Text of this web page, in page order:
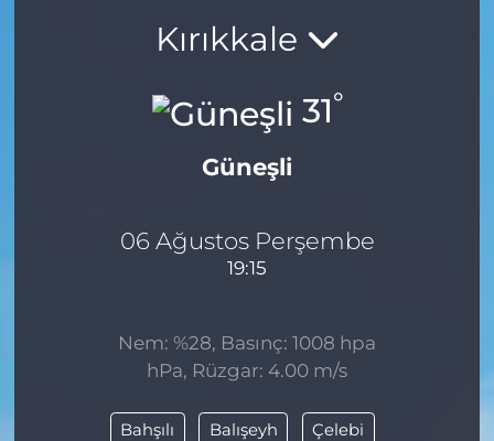
Kırıkkale
31°
Güneşli
06 Ağustos Perşembe
19:15
Nem: %28, Basınç: 1008 hpa
hPa, Rüzgar: 4.00 m/s
Bahşılı Balışeyh Çelebi